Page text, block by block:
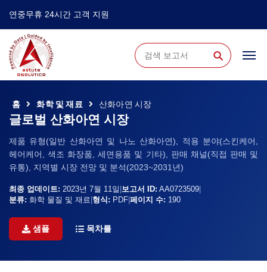
연중무휴 24시간 고객 지원
⚲
홈 화학 및 재료 산화아연 시장
글로벌 산화아연 시장
제품 유형(일반 산화아연 및 나노 산화아연), 적용 분야(스킨케어,
헤어케어, 색조 화장품, 세면용품 및 기타), 판매 채널(직접 판매 및
유통), 지역별 시장 전망 및 분석(2023~2031년)
최종 업데이트: 2023년 7월 11일 보고서 ID: AA0723509
분류: 화학 물질 및 재료 형식: PDF 페이지 수: 190
샘플 목차를